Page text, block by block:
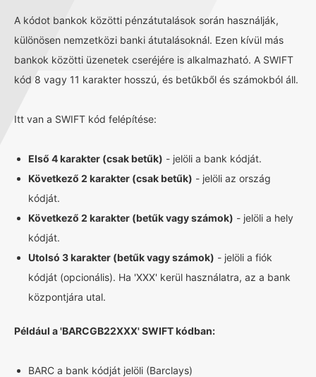
A kódot bankok közötti pénzátutalások során használják,
különösen nemzetközi banki átutalásoknál. Ezen kívül más
bankok közötti üzenetek cseréjére is alkalmazható. A SWIFT
kód 8 vagy 11 karakter hosszú, és betűkből és számokból áll.
Itt van a SWIFT kód felépítése:
Első 4 karakter (csak betűk) - jelöli a bank kódját.
Következő 2 karakter (csak betűk) - jelöli az ország
kódját.
Következő 2 karakter (betűk vagy számok) - jelöli a hely
kódját.
Utolsó 3 karakter (betűk vagy számok) - jelöli a fiók
kódját (opcionális). Ha 'XXX' kerül használatra, az a bank
központjára utal.
Például a 'BARCGB22XXX' SWIFT kódban:
BARC a bank kódját jelöli (Barclays)